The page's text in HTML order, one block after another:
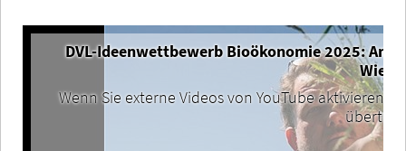
DVL-Ideenwettbewerb Bioökonomie 2025:
Wenn Sie externe Videos von YouTube aktivieren,